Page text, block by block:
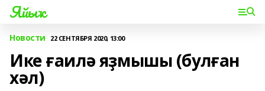
Яйыҡ
Новости 22 СЕНТЯБРЯ 2020, 13:00
Ике ғаилә яҙмышы (булған
хәл)